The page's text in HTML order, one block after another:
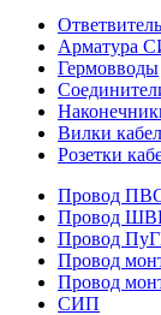
Арматура
Гермовводы
Вилки
Розетки
Провод
Провод
Провод
Провод
Провод
СИП